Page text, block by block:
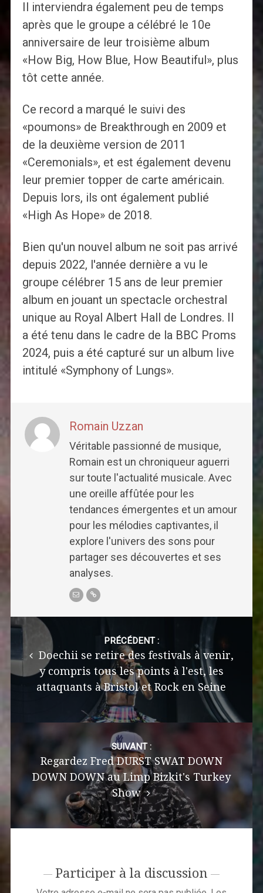
Il interviendra également peu de temps
après que le groupe a célébré le 10e
anniversaire de leur troisième album
«How Big, How Blue, How Beautiful», plus
tôt cette année.
Ce record a marqué le suivi des
«poumons» de Breakthrough en 2009 et
de la deuxième version de 2011
«Ceremonials», et est également devenu
leur premier topper de carte américain.
Depuis lors, ils ont également publié
«High As Hope» de 2018.
Bien qu'un nouvel album ne soit pas arrivé
depuis 2022, l'année dernière a vu le
groupe célébrer 15 ans de leur premier
album en jouant un spectacle orchestral
unique au Royal Albert Hall de Londres. Il
a été tenu dans le cadre de la BBC Proms
2024, puis a été capturé sur un album live
intitulé «Symphony of Lungs».
Romain Uzzan
Véritable passionné de musique,
Romain est un chroniqueur aguerri
sur toute l'actualité musicale. Avec
une oreille affûtée pour les
tendances émergentes et un amour
pour les mélodies captivantes, il
explore l'univers des sons pour
partager ses découvertes et ses
analyses.
Post
navigation
PRÉCÉDENT :
Doechii se retire des festivals à venir,
y compris tous les points à l'est, les
attaquants à Bristol et Rock en Seine
SUIVANT :
Regardez Fred DURST SWAT DOWN
DOWN DOWN au Limp Bizkit's Turkey
Show
Participer à la discussion